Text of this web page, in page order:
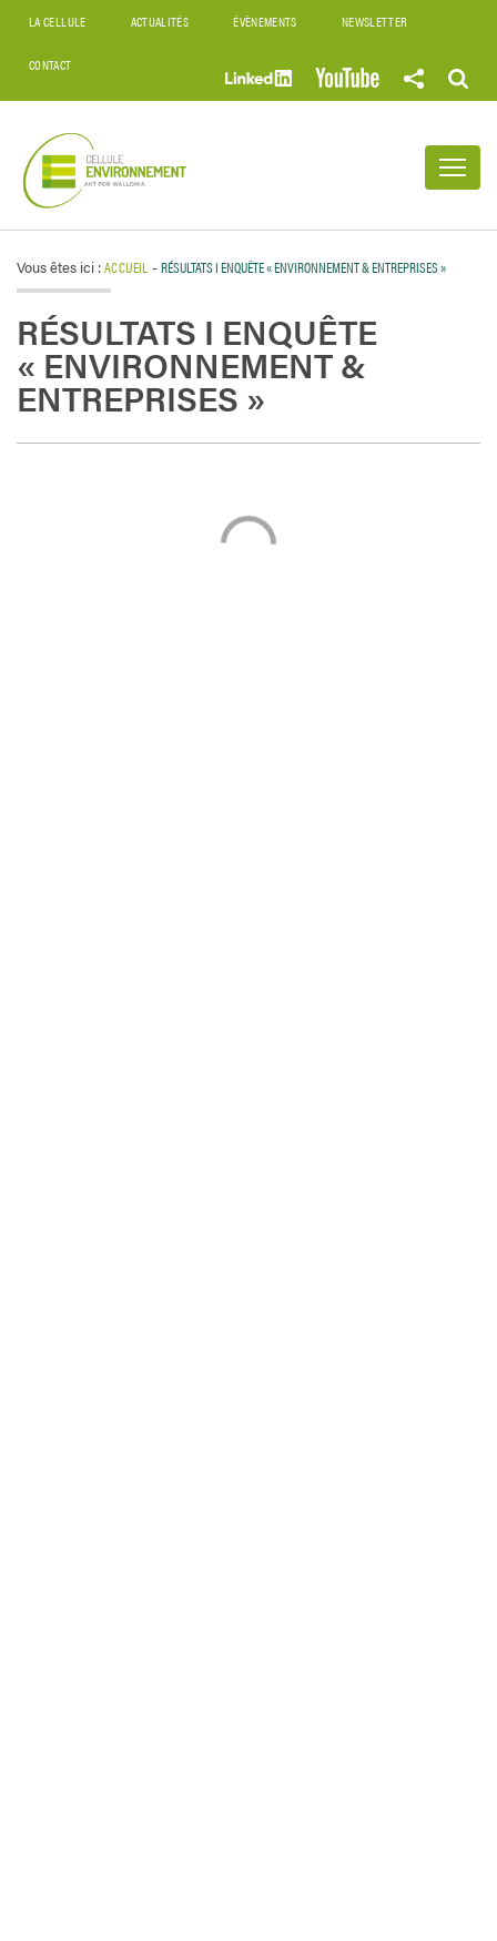
LA CELLULE ACTUALITÉS ÉVÈNEMENTS NEWSLETTER
CONTACT
Vous êtes ici :ACCUEIL -RÉSULTATS I ENQUÊTE « ENVIRONNEMENT & ENTREPRISES »
RÉSULTATS I ENQUÊTE
« ENVIRONNEMENT &
ENTREPRISES »